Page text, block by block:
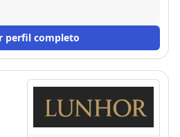
surgieron durante la
en sus servicios en todas las
perfil completo